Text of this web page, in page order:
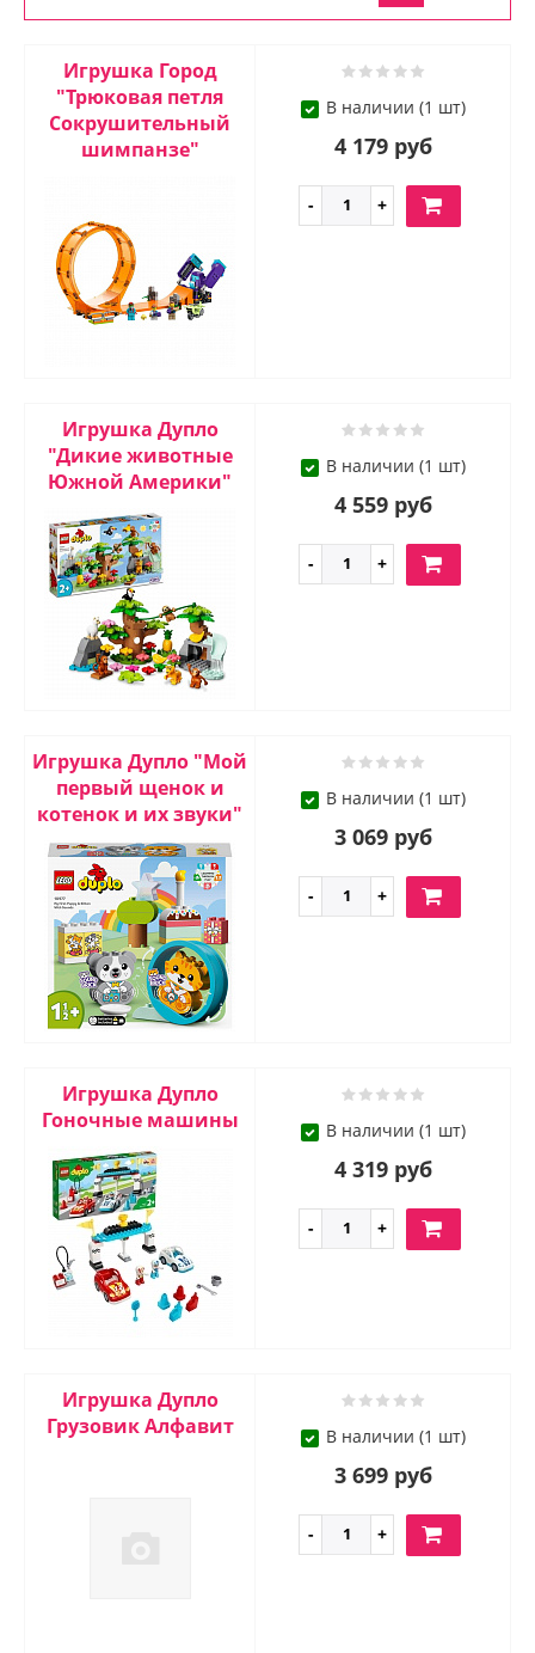
Игрушка Город
"Трюковая петля
Сокрушительный
шимпанзе"
В наличии (1 шт)
4 179 руб
Игрушка Дупло
"Дикие животные
Южной Америки"
В наличии (1 шт)
4 559 руб
Игрушка Дупло "Мой
первый щенок и
котенок и их звуки"
В наличии (1 шт)
3 069 руб
Игрушка Дупло
Гоночные машины
В наличии (1 шт)
4 319 руб
Игрушка Дупло
Грузовик Алфавит
В наличии (1 шт)
3 699 руб